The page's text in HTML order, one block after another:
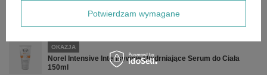
szt.
Cena regularna:£24.59 -30%
OKAZJA
Norel Intensive Intensywnie Ujędrniające Serum do Ciała
150ml
Potwierdzam wymagane